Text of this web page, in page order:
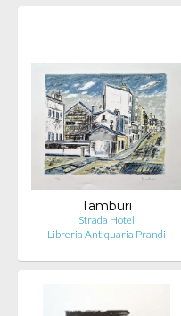
Tamburi
Strada Hotel
Libreria Antiquaria Prandi